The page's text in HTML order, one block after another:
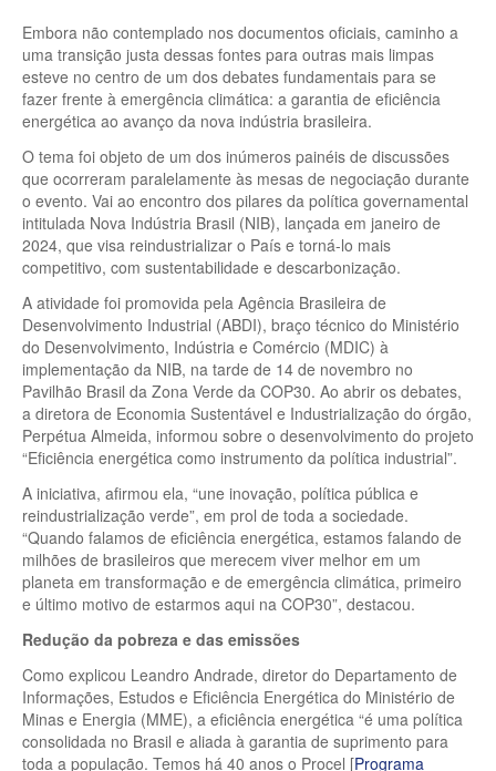
Embora não contemplado nos documentos oficiais, caminho a
uma transição justa dessas fontes para outras mais limpas
esteve no centro de um dos debates fundamentais para se
fazer frente à emergência climática: a garantia de eficiência
energética ao avanço da nova indústria brasileira.
O tema foi objeto de um dos inúmeros painéis de discussões
que ocorreram paralelamente às mesas de negociação durante
o evento. Vai ao encontro dos pilares da política governamental
intitulada Nova Indústria Brasil (NIB), lançada em janeiro de
2024, que visa reindustrializar o País e torná-lo mais
competitivo, com sustentabilidade e descarbonização.
A atividade foi promovida pela Agência Brasileira de
Desenvolvimento Industrial (ABDI), braço técnico do Ministério
do Desenvolvimento, Indústria e Comércio (MDIC) à
implementação da NIB, na tarde de 14 de novembro no
Pavilhão Brasil da Zona Verde da COP30. Ao abrir os debates,
a diretora de Economia Sustentável e Industrialização do órgão,
Perpétua Almeida, informou sobre o desenvolvimento do projeto
“Eficiência energética como instrumento da política industrial”.
A iniciativa, afirmou ela, “une inovação, política pública e
reindustrialização verde”, em prol de toda a sociedade.
“Quando falamos de eficiência energética, estamos falando de
milhões de brasileiros que merecem viver melhor em um
planeta em transformação e de emergência climática, primeiro
e último motivo de estarmos aqui na COP30”, destacou.
Redução da pobreza e das emissões
Como explicou Leandro Andrade, diretor do Departamento de
Informações, Estudos e Eficiência Energética do Ministério de
Minas e Energia (MME), a eficiência energética “é uma política
consolidada no Brasil e aliada à garantia de suprimento para
toda a população. Temos há 40 anos o Procel [Programa